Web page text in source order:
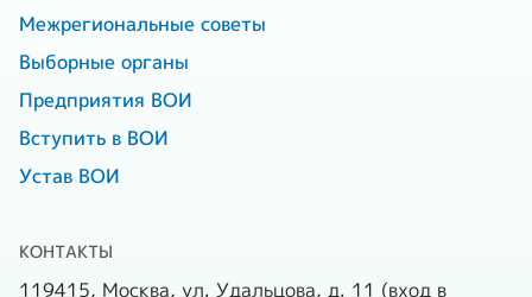
организаций
Количество
функциональных
подразделений
коммерческих
организаций
организаций
Количество первичных
организаций
Межрегиональные советы
Выборные органы
Предприятия ВОИ
Вступить в ВОИ
Устав ВОИ
КОНТАКТЫ
119415, Москва, ул. Удальцова, д. 11 (вход в